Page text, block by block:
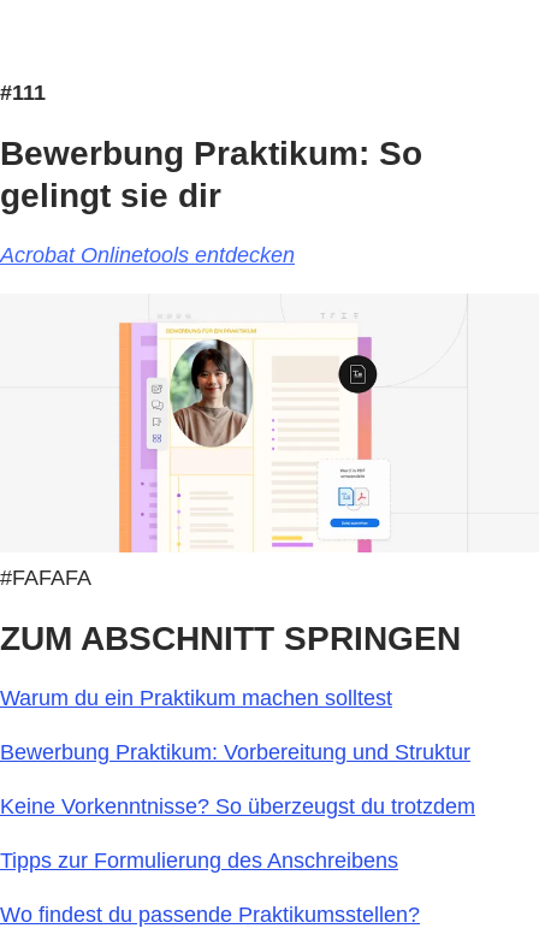
#111
Bewerbung Praktikum: So
gelingt sie dir
Acrobat Onlinetools entdecken
#FAFAFA
ZUM ABSCHNITT SPRINGEN
Warum du ein Praktikum machen solltest
Bewerbung Praktikum: Vorbereitung und Struktur
Keine Vorkenntnisse? So überzeugst du trotzdem
Tipps zur Formulierung des Anschreibens
Wo findest du passende Praktikumsstellen?